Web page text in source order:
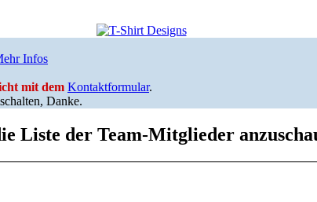
Infos
mit dem Kontaktformular.
Danke.
Liste der Team-Mitglieder